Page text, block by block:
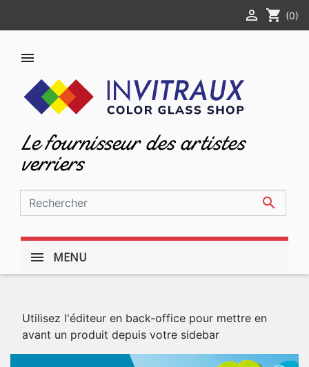
 shopping_cart (0)

Le fournisseur des artistes
verriers

MENU
Utilisez l'éditeur en back-office pour mettre en
avant un produit depuis votre sidebar